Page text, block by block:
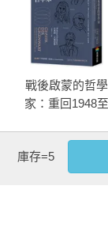
平庸之惡。
▌西蒙‧波娃：「
她的存在主義思
為解放女性的象徵
▌艾茵‧蘭德：「
生命的目標和價
能推動整個社會。
▌西蒙‧韋伊：「
被卡繆譽為「劃
戰後啟蒙的哲學
家：重回1948至
年代重新探尋啟
蒙與理性的力量
優惠活動快訊
庫存=5